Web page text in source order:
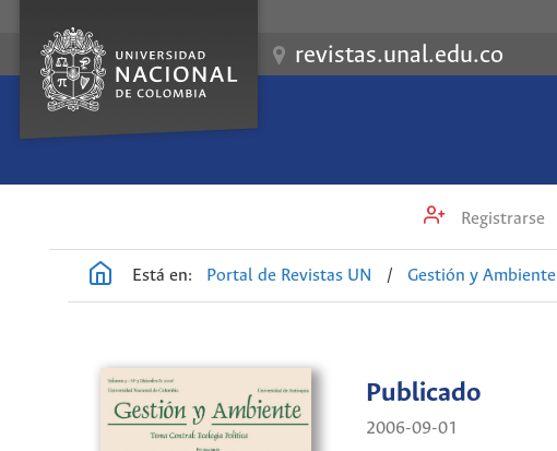
revistas.unal.edu.co
Registrarse
Está en: Portal de Revistas UN / Gestión y Ambiente
Publicado
2006-09-01